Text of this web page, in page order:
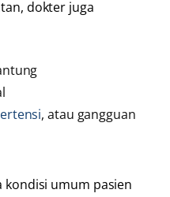
dokter juga
, atau gangguan
kondisi umum pasien